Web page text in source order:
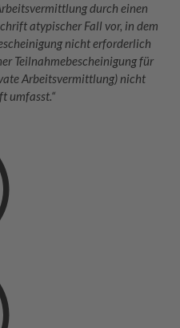
durch einen
atypischer Fall vor, in dem
nicht erforderlich
Teilnahmebescheinigung für
Arbeitsvermittlung) nicht
umfasst.“